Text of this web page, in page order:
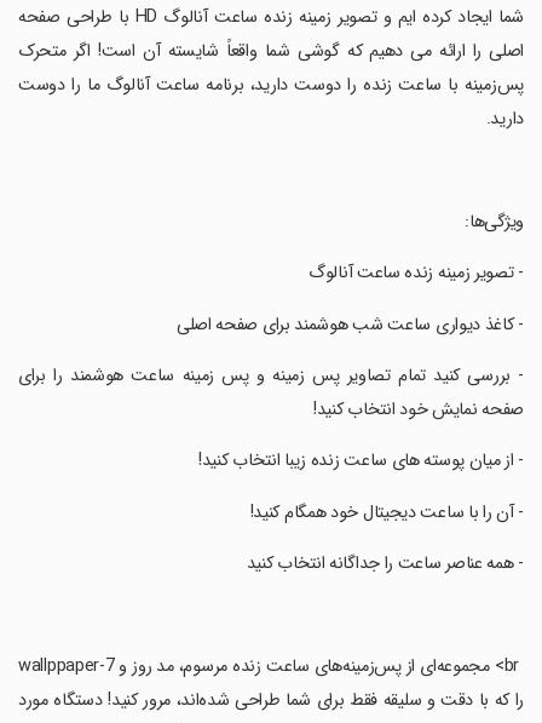
شما ایجاد کرده ایم و تصویر زمینه زنده ساعت آنالوگ HD با طراحی صفحه
اصلی را ارائه می دهیم که گوشی شما واقعاً شایسته آن است! اگر متحرک
پس‌زمینه با ساعت زنده را دوست دارید، برنامه ساعت آنالوگ ما را دوست
دارید.
‏ویژگی‌ها:
‏- تصویر زمینه زنده ساعت آنالوگ
‏- کاغذ دیواری ساعت شب هوشمند برای صفحه اصلی
‏- بررسی کنید تمام تصاویر پس زمینه و پس زمینه ساعت هوشمند را برای
صفحه نمایش خود انتخاب کنید!
‏- از میان پوسته های ساعت زنده زیبا انتخاب کنید!
‏- آن را با ساعت دیجیتال خود همگام کنید!
‏- همه عناصر ساعت را جداگانه انتخاب کنید
‏ br> مجموعه‌ای از پس‌زمینه‌های ساعت زنده مرسوم، مد روز و wallppaper-7
را که با دقت و سلیقه فقط برای شما طراحی شده‌اند، مرور کنید! دستگاه مورد